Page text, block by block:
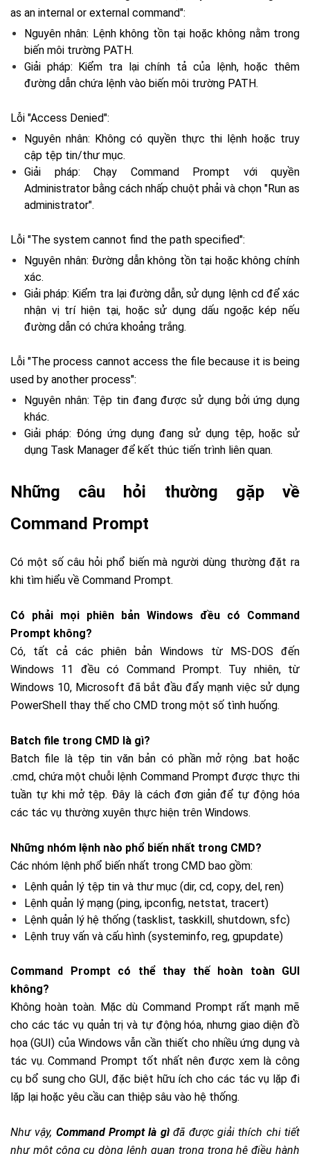
as an internal or external command":
Nguyên nhân: Lệnh không tồn tại hoặc không nằm trong
biến môi trường PATH.
Giải pháp: Kiểm tra lại chính tả của lệnh, hoặc thêm
đường dẫn chứa lệnh vào biến môi trường PATH.
Lỗi "Access Denied":
Nguyên nhân: Không có quyền thực thi lệnh hoặc truy
cập tệp tin/thư mục.
Giải pháp: Chạy Command Prompt với quyền
Administrator bằng cách nhấp chuột phải và chọn "Run as
administrator".
Lỗi "The system cannot find the path specified":
Nguyên nhân: Đường dẫn không tồn tại hoặc không chính
xác.
Giải pháp: Kiểm tra lại đường dẫn, sử dụng lệnh cd để xác
nhận vị trí hiện tại, hoặc sử dụng dấu ngoặc kép nếu
đường dẫn có chứa khoảng trắng.
Lỗi "The process cannot access the file because it is being
used by another process":
Nguyên nhân: Tệp tin đang được sử dụng bởi ứng dụng
khác.
Giải pháp: Đóng ứng dụng đang sử dụng tệp, hoặc sử
dụng Task Manager để kết thúc tiến trình liên quan.
Những câu hỏi thường gặp về
Command Prompt
Có một số câu hỏi phổ biến mà người dùng thường đặt ra
khi tìm hiểu về Command Prompt.
Có phải mọi phiên bản Windows đều có Command
Prompt không?
Có, tất cả các phiên bản Windows từ MS-DOS đến
Windows 11 đều có Command Prompt. Tuy nhiên, từ
Windows 10, Microsoft đã bắt đầu đẩy mạnh việc sử dụng
PowerShell thay thế cho CMD trong một số tình huống.
Batch file trong CMD là gì?
Batch file là tệp tin văn bản có phần mở rộng .bat hoặc
.cmd, chứa một chuỗi lệnh Command Prompt được thực thi
tuần tự khi mở tệp. Đây là cách đơn giản để tự động hóa
các tác vụ thường xuyên thực hiện trên Windows.
Những nhóm lệnh nào phổ biến nhất trong CMD?
Các nhóm lệnh phổ biến nhất trong CMD bao gồm:
Lệnh quản lý tệp tin và thư mục (dir, cd, copy, del, ren)
Lệnh quản lý mạng (ping, ipconfig, netstat, tracert)
Lệnh quản lý hệ thống (tasklist, taskkill, shutdown, sfc)
Lệnh truy vấn và cấu hình (systeminfo, reg, gpupdate)
Command Prompt có thể thay thế hoàn toàn GUI
không?
Không hoàn toàn. Mặc dù Command Prompt rất mạnh mẽ
cho các tác vụ quản trị và tự động hóa, nhưng giao diện đồ
họa (GUI) của Windows vẫn cần thiết cho nhiều ứng dụng và
tác vụ. Command Prompt tốt nhất nên được xem là công
cụ bổ sung cho GUI, đặc biệt hữu ích cho các tác vụ lặp đi
lặp lại hoặc yêu cầu can thiệp sâu vào hệ thống.
Như vậy, Command Prompt là gìđã được giải thích chi tiết
như một công cụ dòng lệnh quan trọng trong hệ điều hành